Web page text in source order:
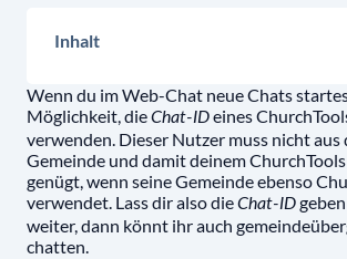
Inhalt
Wenn du im Web-Chat neue Chats
Möglichkeit, dieChat-IDeines
verwenden. Dieser Nutzer muss nicht aus
Gemeinde und damit deinem
genügt, wenn seine Gemeinde ebenso
verwendet. Lass dir also dieChat-ID
weiter, dann könnt ihr auch
chatten.